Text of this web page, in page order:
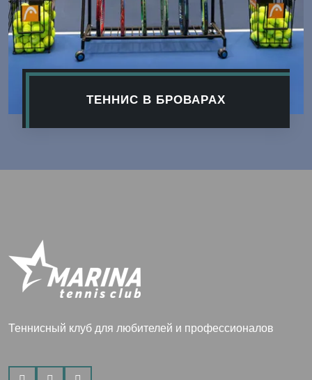
ТЕННИС В БРОВАРАХ
Теннисный клуб для любителей и профессионалов